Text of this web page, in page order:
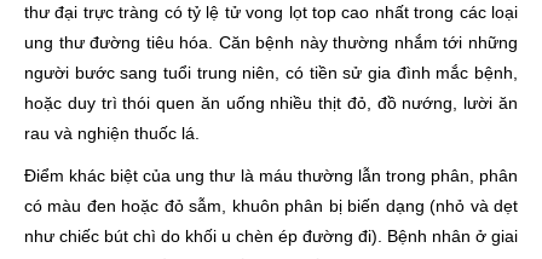
thư đại trực tràng có tỷ lệ tử vong lọt top cao nhất trong các loại
ung thư đường tiêu hóa. Căn bệnh này thường nhắm tới những
người bước sang tuổi trung niên, có tiền sử gia đình mắc bệnh,
hoặc duy trì thói quen ăn uống nhiều thịt đỏ, đồ nướng, lười ăn
rau và nghiện thuốc lá.
Điểm khác biệt của ung thư là máu thường lẫn trong phân, phân
có màu đen hoặc đỏ sẫm, khuôn phân bị biến dạng (nhỏ và dẹt
như chiếc bút chì do khối u chèn ép đường đi). Bệnh nhân ở giai